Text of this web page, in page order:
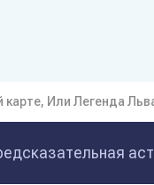
Или Легенда